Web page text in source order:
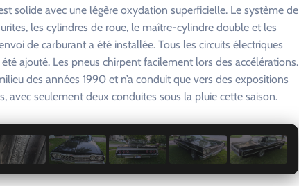
solide avec une légère oxydation superficielle. Le système de
les cylindres de roue, le maître-cylindre double et les
de carburant a été installée. Tous les circuits électriques
ajouté. Les pneus chirpent facilement lors des accélérations.
des années 1990 et n’a conduit que vers des expositions
avec seulement deux conduites sous la pluie cette saison.
1 / 29